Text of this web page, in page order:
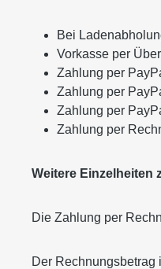
Bei
Vorkasse per
Zahlung per
Zahlung per
Zahlung per
Zahlung per
Weitere Einzelheiten
Die Zahlung per
Der